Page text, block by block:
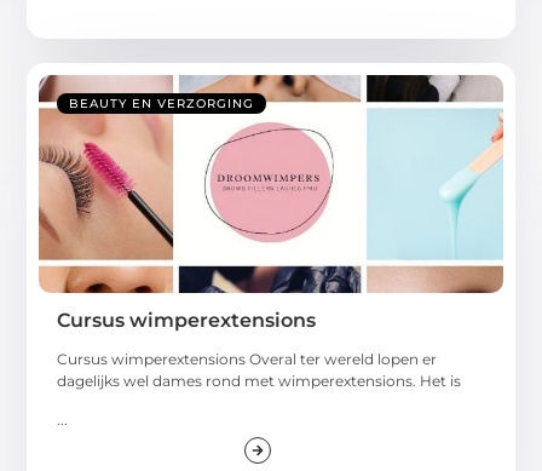
BEAUTY EN VERZORGING
Cursus wimperextensions
Cursus wimperextensions Overal ter wereld lopen er
dagelijks wel dames rond met wimperextensions. Het is
...